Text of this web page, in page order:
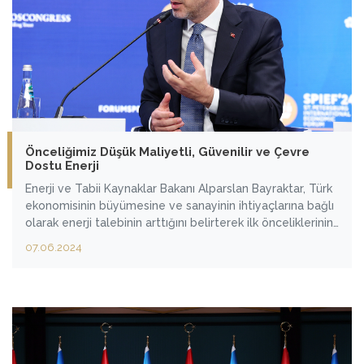
Önceliğimiz Düşük Maliyetli, Güvenilir ve Çevre
Dostu Enerji
Enerji ve Tabii Kaynaklar Bakanı Alparslan Bayraktar, Türk
ekonomisinin büyümesine ve sanayinin ihtiyaçlarına bağlı
olarak enerji talebinin arttığını belirterek ilk önceliklerinin
enerji sağlamak olduğunu söyledi.
07.06.2024